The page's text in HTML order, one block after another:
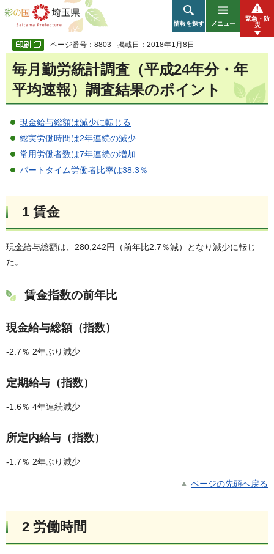
彩の国 埼玉県
情報を探す メニュー
緊急・防
災
ページ番号：8803 掲載日：2018年1月8日
毎月勤労統計調査（平成24年分・年
平均速報）調査結果のポイント
現金給与総額は減少に転じる
総実労働時間は2年連続の減少
常用労働者数は7年連続の増加
パートタイム労働者比率は38.3％
1 賃金
現金給与総額は、280,242円（前年比2.7％減）となり減少に転じ
た。
賃金指数の前年比
現金給与総額（指数）
-2.7％ 2年ぶり減少
定期給与（指数）
-1.6％ 4年連続減少
所定内給与（指数）
-1.7％ 2年ぶり減少
ページの先頭へ戻る
2 労働時間